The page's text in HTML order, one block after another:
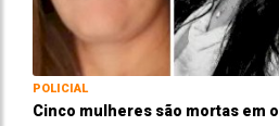
POLICIAL
Cinco mulheres são mortas em